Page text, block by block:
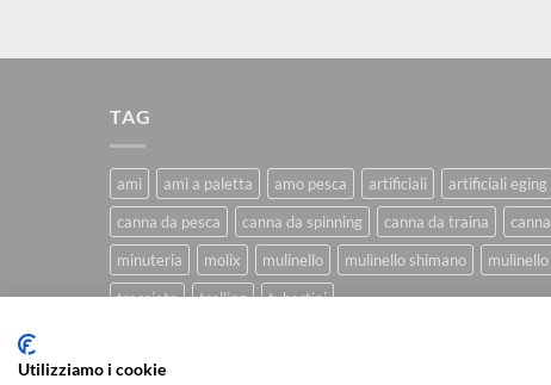
TAG
ami ami a paletta amo pesca artificiali artificiali eging
canna da pesca
canna da spinning canna da traina
minuteria
molix mulinello mulinello shimano
trecciato
trolling tubertini
Utilizziamo i cookie